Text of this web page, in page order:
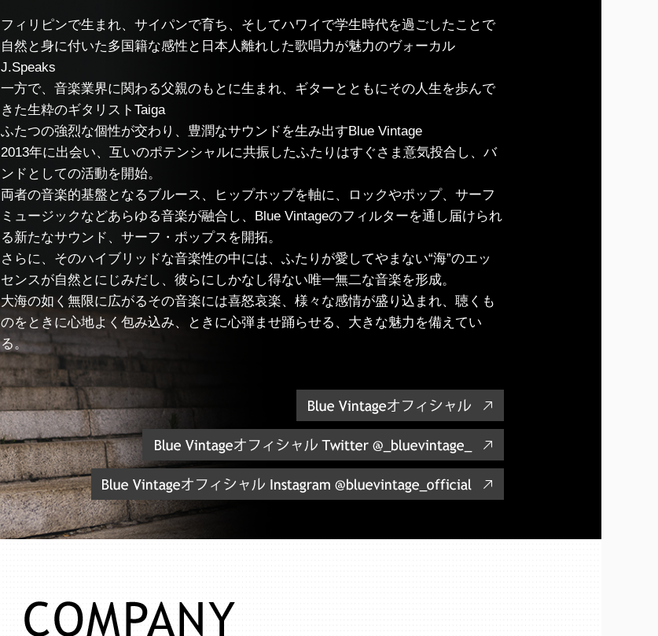
フィリピンで生まれ、サイパンで育ち、そしてハワイで学生時代を過ごしたことで
自然と身に付いた多国籍な感性と日本人離れした歌唱力が魅力のヴォーカル
J.Speaks
一方で、音楽業界に関わる父親のもとに生まれ、ギターとともにその人生を歩んで
きた生粋のギタリストTaiga
ふたつの強烈な個性が交わり、豊潤なサウンドを生み出すBlue Vintage
2013年に出会い、互いのポテンシャルに共振したふたりはすぐさま意気投合し、バ
ンドとしての活動を開始。
両者の音楽的基盤となるブルース、ヒップホップを軸に、ロックやポップ、サーフ
ミュージックなどあらゆる音楽が融合し、Blue Vintageのフィルターを通し届けられ
る新たなサウンド、サーフ・ポップスを開拓。
さらに、そのハイブリッドな音楽性の中には、ふたりが愛してやまない“海”のエッ
センスが自然とにじみだし、彼らにしかなし得ない唯一無二な音楽を形成。
大海の如く無限に広がるその音楽には喜怒哀楽、様々な感情が盛り込まれ、聴くも
のをときに心地よく包み込み、ときに心弾ませ踊らせる、大きな魅力を備えてい
る。